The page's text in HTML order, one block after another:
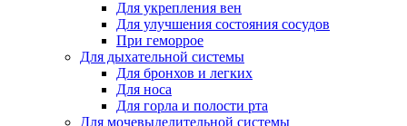
Для укрепления вен
Для улучшения состояния сосудов
При геморрое
Для дыхательной системы
Для бронхов и легких
Для носа
Для горла и полости рта
Для мочевыделительной системы